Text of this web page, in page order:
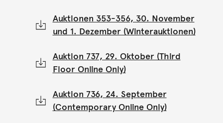
Auktionen 353-356, 30. November
und 1. Dezember (Winterauktionen)
Auktion 737, 29. Oktober (Third
Floor Online Only)
Auktion 736, 24. September
(Contemporary Online Only)